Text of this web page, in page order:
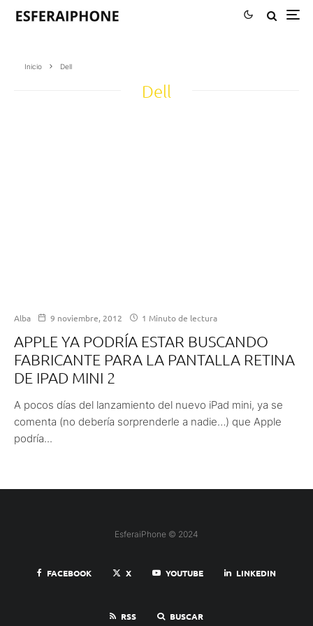
Inicio Dell
Dell
Alba 9 noviembre, 2012 1 Minuto de lectura
APPLE YA PODRÍA ESTAR BUSCANDO
FABRICANTE PARA LA PANTALLA RETINA
DE IPAD MINI 2
A pocos días del lanzamiento del nuevo iPad mini, ya se
comenta (no debería sorprenderle a nadie…) que Apple
podría...
EsferaiPhone © 2024
FACEBOOK X YOUTUBE LINKEDIN
RSS BUSCAR